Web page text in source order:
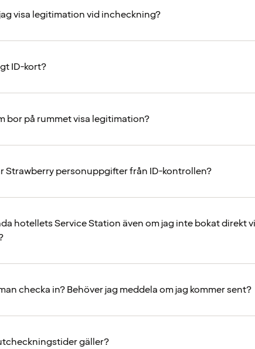
visa legitimation vid incheckning?
ID-kort?
bor på rummet visa legitimation?
Strawberry personuppgifter från ID-kontrollen?
hotellets Service Station även om jag inte bokat direkt
checka in? Behöver jag meddela om jag kommer sent?
gäller?